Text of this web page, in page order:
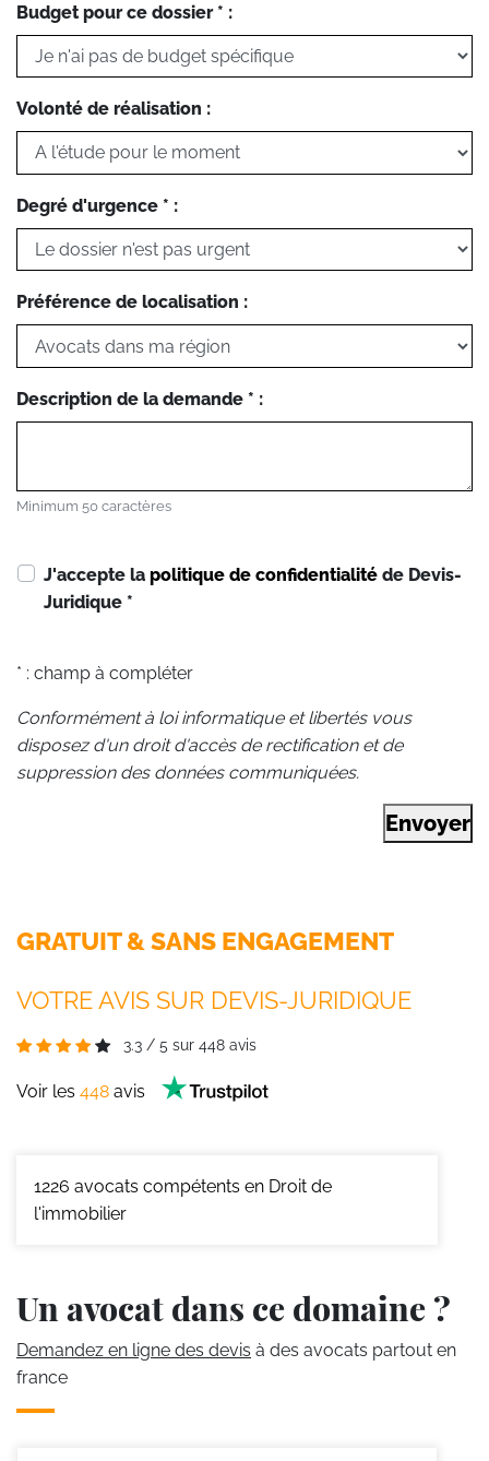
Budget pour ce dossier * :
Volonté de réalisation :
Degré d'urgence * :
Préférence de localisation :
Description de la demande * :
Minimum 50 caractères
J'accepte la politique de confidentialité de Devis-
Juridique *
* : champ à compléter
Conformément à loi informatique et libertés vous
disposez d'un droit d'accès de rectification et de
suppression des données communiquées.
Envoyer
GRATUIT & SANS ENGAGEMENT
VOTRE AVIS SUR DEVIS-JURIDIQUE
3.3 / 5 sur 448 avis
Voir les 448 avis
1226 avocats compétents en Droit de
l'immobilier
Un avocat dans ce domaine ?
Demandez en ligne des devis à des avocats partout en
france